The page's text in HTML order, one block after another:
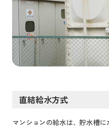
直結給水方式
マンションの給水は、貯水槽